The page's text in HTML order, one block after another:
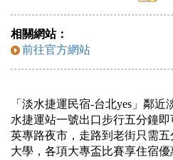
相關網站：
前往官方網站
「淡水捷運民宿-台北yes」鄰
水捷運站一號出口步行五分鐘
英專路夜市，走路到老街只需
大學，各項大專盃比賽享住宿